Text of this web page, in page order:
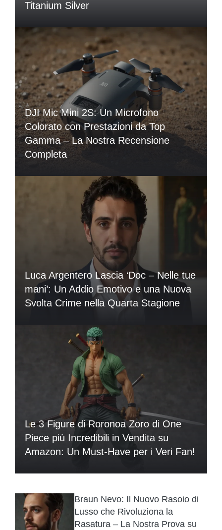
Titanium Silver
DJI Mic Mini 2S: Un Microfono
Colorato con Prestazioni da Top
Gamma – La Nostra Recensione
Completa
Luca Argentero Lascia ‘Doc – Nelle tue
mani’: Un Addio Emotivo e una Nuova
Svolta Crime nella Quarta Stagione
Le 3 Figure di Roronoa Zoro di One
Piece più Incredibili in Vendita su
Amazon: Un Must-Have per i Veri Fan!
Braun Nevo: Il Nuovo Rasoio di
Lusso che Rivoluziona la
Rasatura – La Nostra Prova su